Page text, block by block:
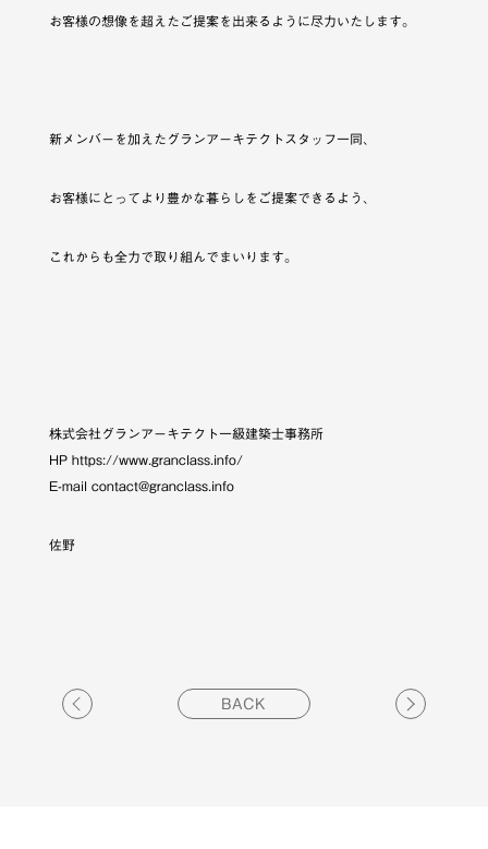
お客様の想像を超えたご提案を出来るように尽力いたします。
新メンバーを加えたグランアーキテクトスタッフ一同、
お客様にとってより豊かな暮らしをご提案できるよう、
これからも全力で取り組んでまいります。
株式会社グランアーキテクト一級建築士事務所
HP https://www.granclass.info/
E-mail contact@granclass.info
佐野
BACK